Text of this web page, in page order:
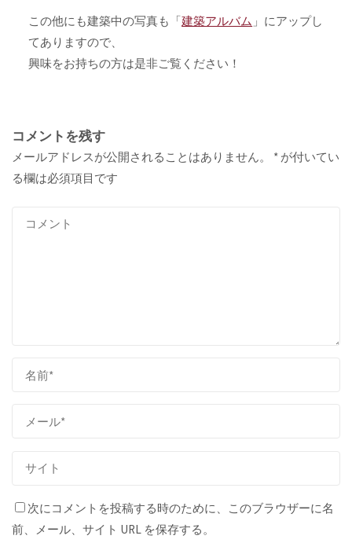
この他にも建築中の写真も「建築アルバム 」にアップし
てありますので、
興味をお持ちの方は是非ご覧ください！
コメントを残す
メールアドレスが公開されることはありません。 * が付いてい
る欄は必須項目です
次にコメントを投稿する時のために、このブラウザーに名
前、メール、サイト URL を保存する。